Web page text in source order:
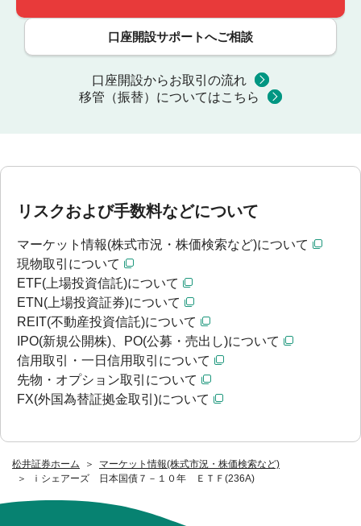
松井証券ホーム
マーケット情報(株式市況・株価検索など)
ｉシェアーズ 日本国債７－１０年 ＥＴＦ(236A)
口座開設サポートへご相談
口座開設からお取引の流れ
移管（振替）についてはこちら
リスクおよび手数料などについて
マーケット情報(株式市況・株価検索など)について
現物取引について
ETF(上場投資信託)について
ETN(上場投資証券)について
REIT(不動産投資信託)について
IPO(新規公開株)、PO(公募・売出し)について
信用取引・一日信用取引について
先物・オプション取引について
FX(外国為替証拠金取引)について